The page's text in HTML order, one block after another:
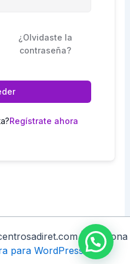
¿Olvidaste la
contraseña?
Regístrate ahora
| Funciona
para WordPress